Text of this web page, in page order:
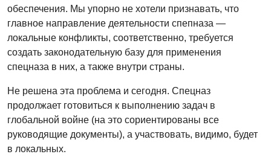
обеспечения. Мы упорно не хотели признавать, что
главное направление деятельности спепназа —
локальные конфликты, соответственно, требуется
создать законодательную базу для применения
спецназа в них, а также внутри страны.
Не решена эта проблема и сегодня. Спецназ
продолжает готовиться к выполнению задач в
глобальной войне (на это сориентированы все
руководящие документы), а участвовать, видимо, будет
в локальных.